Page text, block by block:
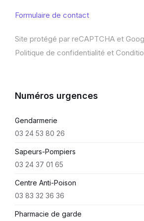
Formulaire de contact
Site protégé par reCAPTCHA et
Politique de confidentialité et
Numéros urgences
Gendarmerie
03 24 53 80 26
Sapeurs-Pompiers
03 24 37 01 65
Centre Anti-Poison
03 83 32 36 36
Pharmacie de garde